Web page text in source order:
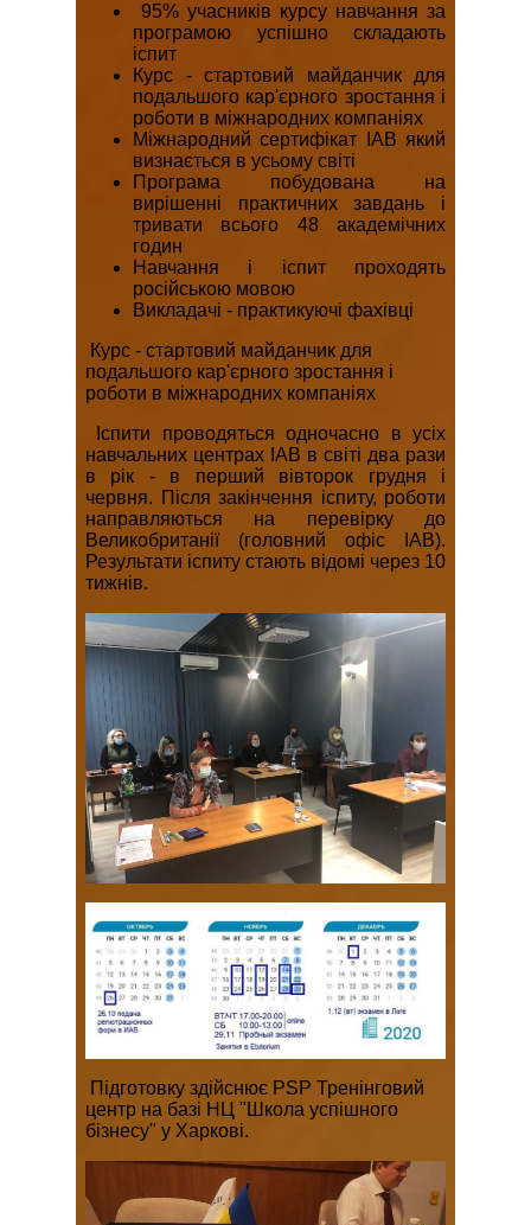
95% учасників курсу навчання за
програмою успішно складають
іспит
Курс - стартовий майданчик для
подальшого кар'єрного зростання і
роботи в міжнародних компаніях
Міжнародний сертифікат IAB який
визнається в усьому світі
Програма побудована на
вирішенні практичних завдань і
тривати всього 48 академічних
годин
Навчання і іспит проходять
російською мовою
Викладачі - практикуючі фахівці
Курс - стартовий майданчик для
подальшого кар'єрного зростання і
роботи в міжнародних компаніях
Іспити проводяться одночасно в усіх
навчальних центрах IAB в світі два рази
в рік - в перший вівторок грудня і
червня. Після закінчення іспиту, роботи
направляються на перевірку до
Великобританії (головний офіс IAB).
Результати іспиту стають відомі через 10
тижнів.
Підготовку здійснює PSP Тренінговий
центр на базі НЦ "Школа успішного
бізнесу" у Харкові.